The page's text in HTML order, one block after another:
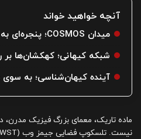
آنچه خواهید خواند
میدان COSMOS؛ پنجره‌ای به اعماق تاریخ کیهان
شبکه کیهانی؛ کهکشان‌ها بر
آینده کیهان‌شناسی؛ به
ماده تاریک، معمای بزرگ فیزیک مدرن،